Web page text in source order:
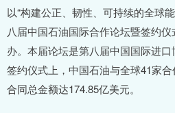
以“构建公正、韧性、可持续的全球
八届中国石油国际合作论坛暨签约
办。本届论坛是第八届中国国际进
签约仪式上，中国石油与全球41家
合同总金额达174.85亿美元。